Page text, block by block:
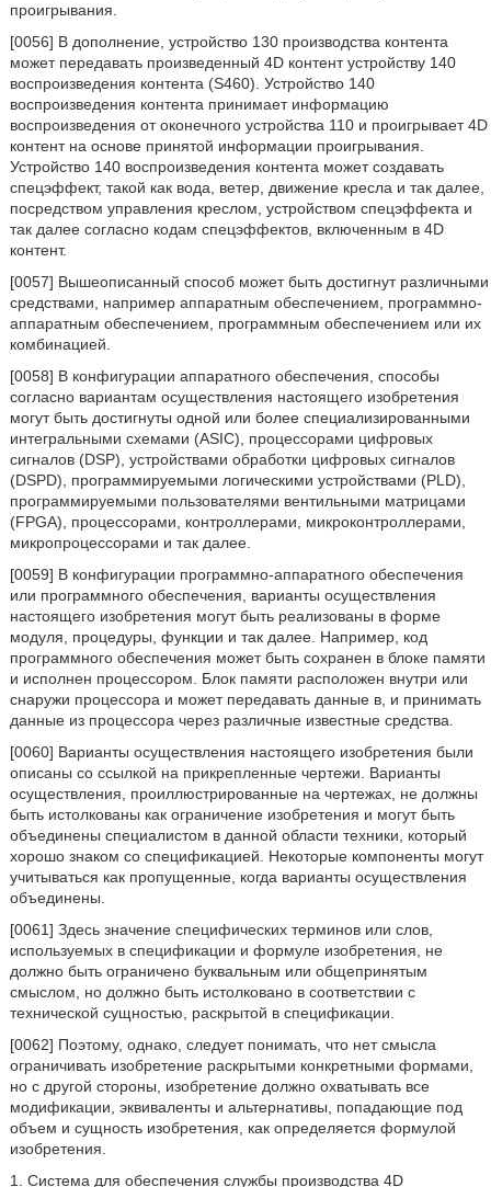
проигрывания.
[0056] В дополнение, устройство 130 производства контента
может передавать произведенный 4D контент устройству 140
воспроизведения контента (S460). Устройство 140
воспроизведения контента принимает информацию
воспроизведения от оконечного устройства 110 и проигрывает 4D
контент на основе принятой информации проигрывания.
Устройство 140 воспроизведения контента может создавать
спецэффект, такой как вода, ветер, движение кресла и так далее,
посредством управления креслом, устройством спецэффекта и
так далее согласно кодам спецэффектов, включенным в 4D
контент.
[0057] Вышеописанный способ может быть достигнут различными
средствами, например аппаратным обеспечением, программно-
аппаратным обеспечением, программным обеспечением или их
комбинацией.
[0058] В конфигурации аппаратного обеспечения, способы
согласно вариантам осуществления настоящего изобретения
могут быть достигнуты одной или более специализированными
интегральными схемами (ASIC), процессорами цифровых
сигналов (DSP), устройствами обработки цифровых сигналов
(DSPD), программируемыми логическими устройствами (PLD),
программируемыми пользователями вентильными матрицами
(FPGA), процессорами, контроллерами, микроконтроллерами,
микропроцессорами и так далее.
[0059] В конфигурации программно-аппаратного обеспечения
или программного обеспечения, варианты осуществления
настоящего изобретения могут быть реализованы в форме
модуля, процедуры, функции и так далее. Например, код
программного обеспечения может быть сохранен в блоке памяти
и исполнен процессором. Блок памяти расположен внутри или
снаружи процессора и может передавать данные в, и принимать
данные из процессора через различные известные средства.
[0060] Варианты осуществления настоящего изобретения были
описаны со ссылкой на прикрепленные чертежи. Варианты
осуществления, проиллюстрированные на чертежах, не должны
быть истолкованы как ограничение изобретения и могут быть
объединены специалистом в данной области техники, который
хорошо знаком со спецификацией. Некоторые компоненты могут
учитываться как пропущенные, когда варианты осуществления
объединены.
[0061] Здесь значение специфических терминов или слов,
используемых в спецификации и формуле изобретения, не
должно быть ограничено буквальным или общепринятым
смыслом, но должно быть истолковано в соответствии с
технической сущностью, раскрытой в спецификации.
[0062] Поэтому, однако, следует понимать, что нет смысла
ограничивать изобретение раскрытыми конкретными формами,
но с другой стороны, изобретение должно охватывать все
модификации, эквиваленты и альтернативы, попадающие под
объем и сущность изобретения, как определяется формулой
изобретения.
1. Система для обеспечения службы производства 4D